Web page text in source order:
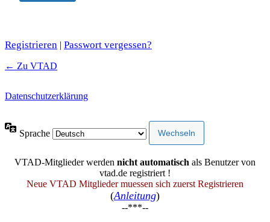
Registrieren | Passwort vergessen?
← Zu VTAD
Datenschutzerklärung
Sprache
VTAD-Mitglieder werden nicht automatisch als Benutzer von
vtad.de registriert !
Neue VTAD Mitglieder muessen sich zuerst Registrieren
(Anleitung)
--***--